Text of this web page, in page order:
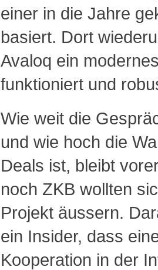
einer in die Jahre
basiert. Dort
Avaloq ein
funktioniert und
Wie weit die
und wie hoch die
Deals ist, bleibt
noch ZKB wollten
Projekt äussern.
ein Insider, dass
Kooperation in der